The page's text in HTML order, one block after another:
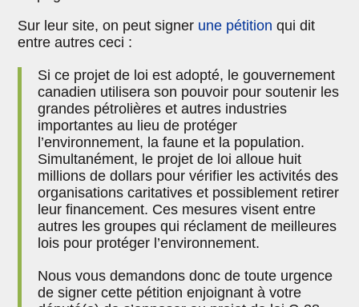
Sur leur site, on peut signer une pétition qui dit
entre autres ceci :
Si ce projet de loi est adopté, le gouvernement
canadien utilisera son pouvoir pour soutenir les
grandes pétrolières et autres industries
importantes au lieu de protéger
l’environnement, la faune et la population.
Simultanément, le projet de loi alloue huit
millions de dollars pour vérifier les activités des
organisations caritatives et possiblement retirer
leur financement. Ces mesures visent entre
autres les groupes qui réclament de meilleures
lois pour protéger l’environnement.
Nous vous demandons donc de toute urgence
de signer cette pétition enjoignant à votre